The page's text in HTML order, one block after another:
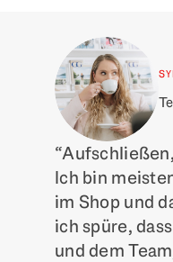
Ich bin
im Shop und
ich spüre,
und dem